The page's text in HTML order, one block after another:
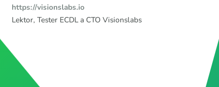
https://visionslabs.io
Lektor, Tester ECDL a CTO Visionslabs